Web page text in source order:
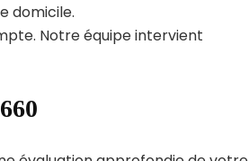
domicile.
Notre équipe intervient